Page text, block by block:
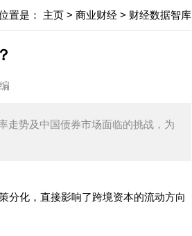
置是： 主页 > 商业财经 > 财经数据智库
走势及中国债券市场面临的挑战，为
分化，直接影响了跨境资本的流动方向